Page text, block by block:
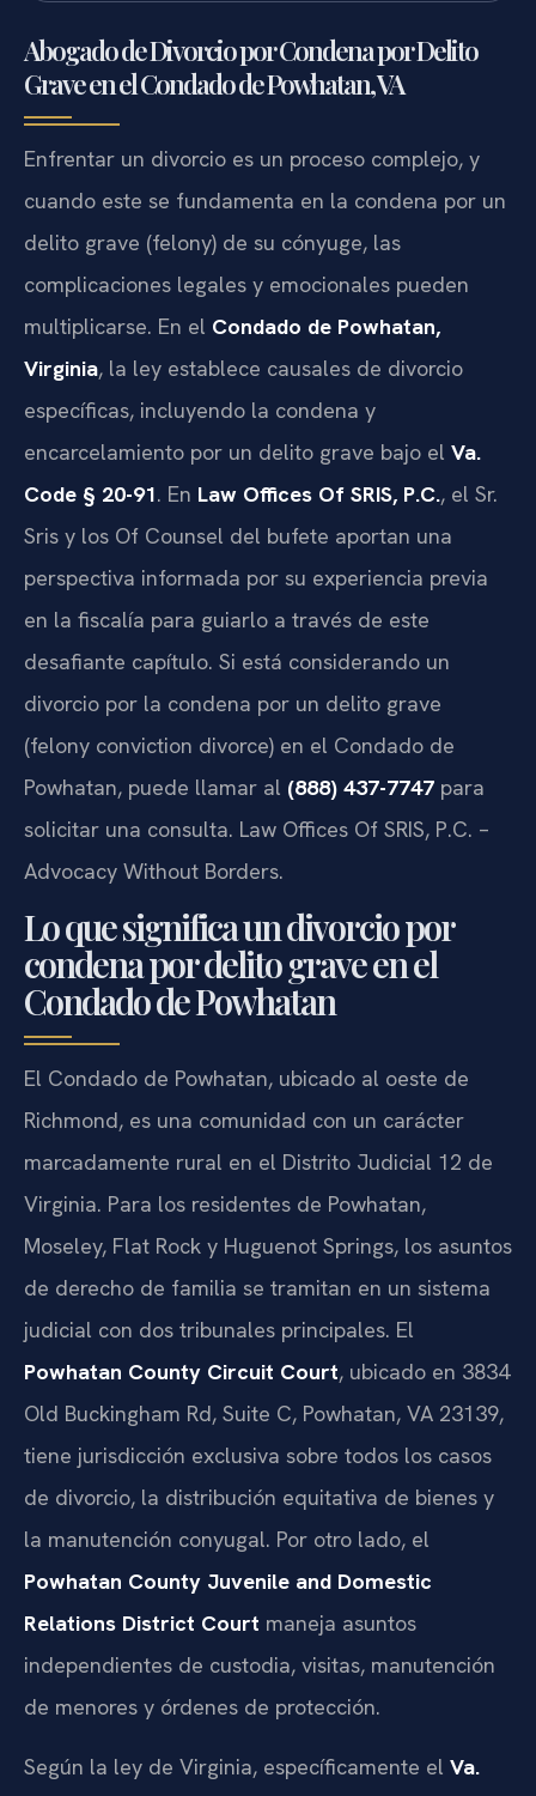
Abogado de Divorcio por Condena por Delito
Grave en el Condado de Powhatan, VA
Enfrentar un divorcio es un proceso complejo, y
cuando este se fundamenta en la condena por un
delito grave (felony) de su cónyuge, las
complicaciones legales y emocionales pueden
multiplicarse. En el Condado de Powhatan,
Virginia, la ley establece causales de divorcio
específicas, incluyendo la condena y
encarcelamiento por un delito grave bajo el Va.
Code § 20-91. En Law Offices Of SRIS, P.C., el Sr.
Sris y los Of Counsel del bufete aportan una
perspectiva informada por su experiencia previa
en la fiscalía para guiarlo a través de este
desafiante capítulo. Si está considerando un
divorcio por la condena por un delito grave
(felony conviction divorce) en el Condado de
Powhatan, puede llamar al (888) 437-7747 para
solicitar una consulta. Law Offices Of SRIS, P.C. –
Advocacy Without Borders.
Lo que significa un divorcio por
condena por delito grave en el
Condado de Powhatan
El Condado de Powhatan, ubicado al oeste de
Richmond, es una comunidad con un carácter
marcadamente rural en el Distrito Judicial 12 de
Virginia. Para los residentes de Powhatan,
Moseley, Flat Rock y Huguenot Springs, los asuntos
de derecho de familia se tramitan en un sistema
judicial con dos tribunales principales. El
Powhatan County Circuit Court, ubicado en 3834
Old Buckingham Rd, Suite C, Powhatan, VA 23139,
tiene jurisdicción exclusiva sobre todos los casos
de divorcio, la distribución equitativa de bienes y
la manutención conyugal. Por otro lado, el
Powhatan County Juvenile and Domestic
Relations District Court maneja asuntos
independientes de custodia, visitas, manutención
de menores y órdenes de protección.
Según la ley de Virginia, específicamente el Va.